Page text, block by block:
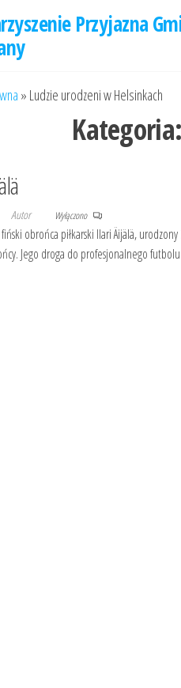
Przyjazna
» Ludzie urodzeni w Helsinkach
Kategoria:
Autor Wyłączono
obrońca piłkarski Ilari Äijälä,
Jego droga do profesjonalnego